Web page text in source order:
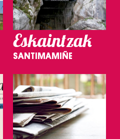
Eskaintzak
SANTIMAMIÑE